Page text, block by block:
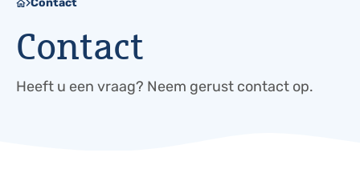
Contact
Contact
Heeft u een vraag? Neem gerust contact op.